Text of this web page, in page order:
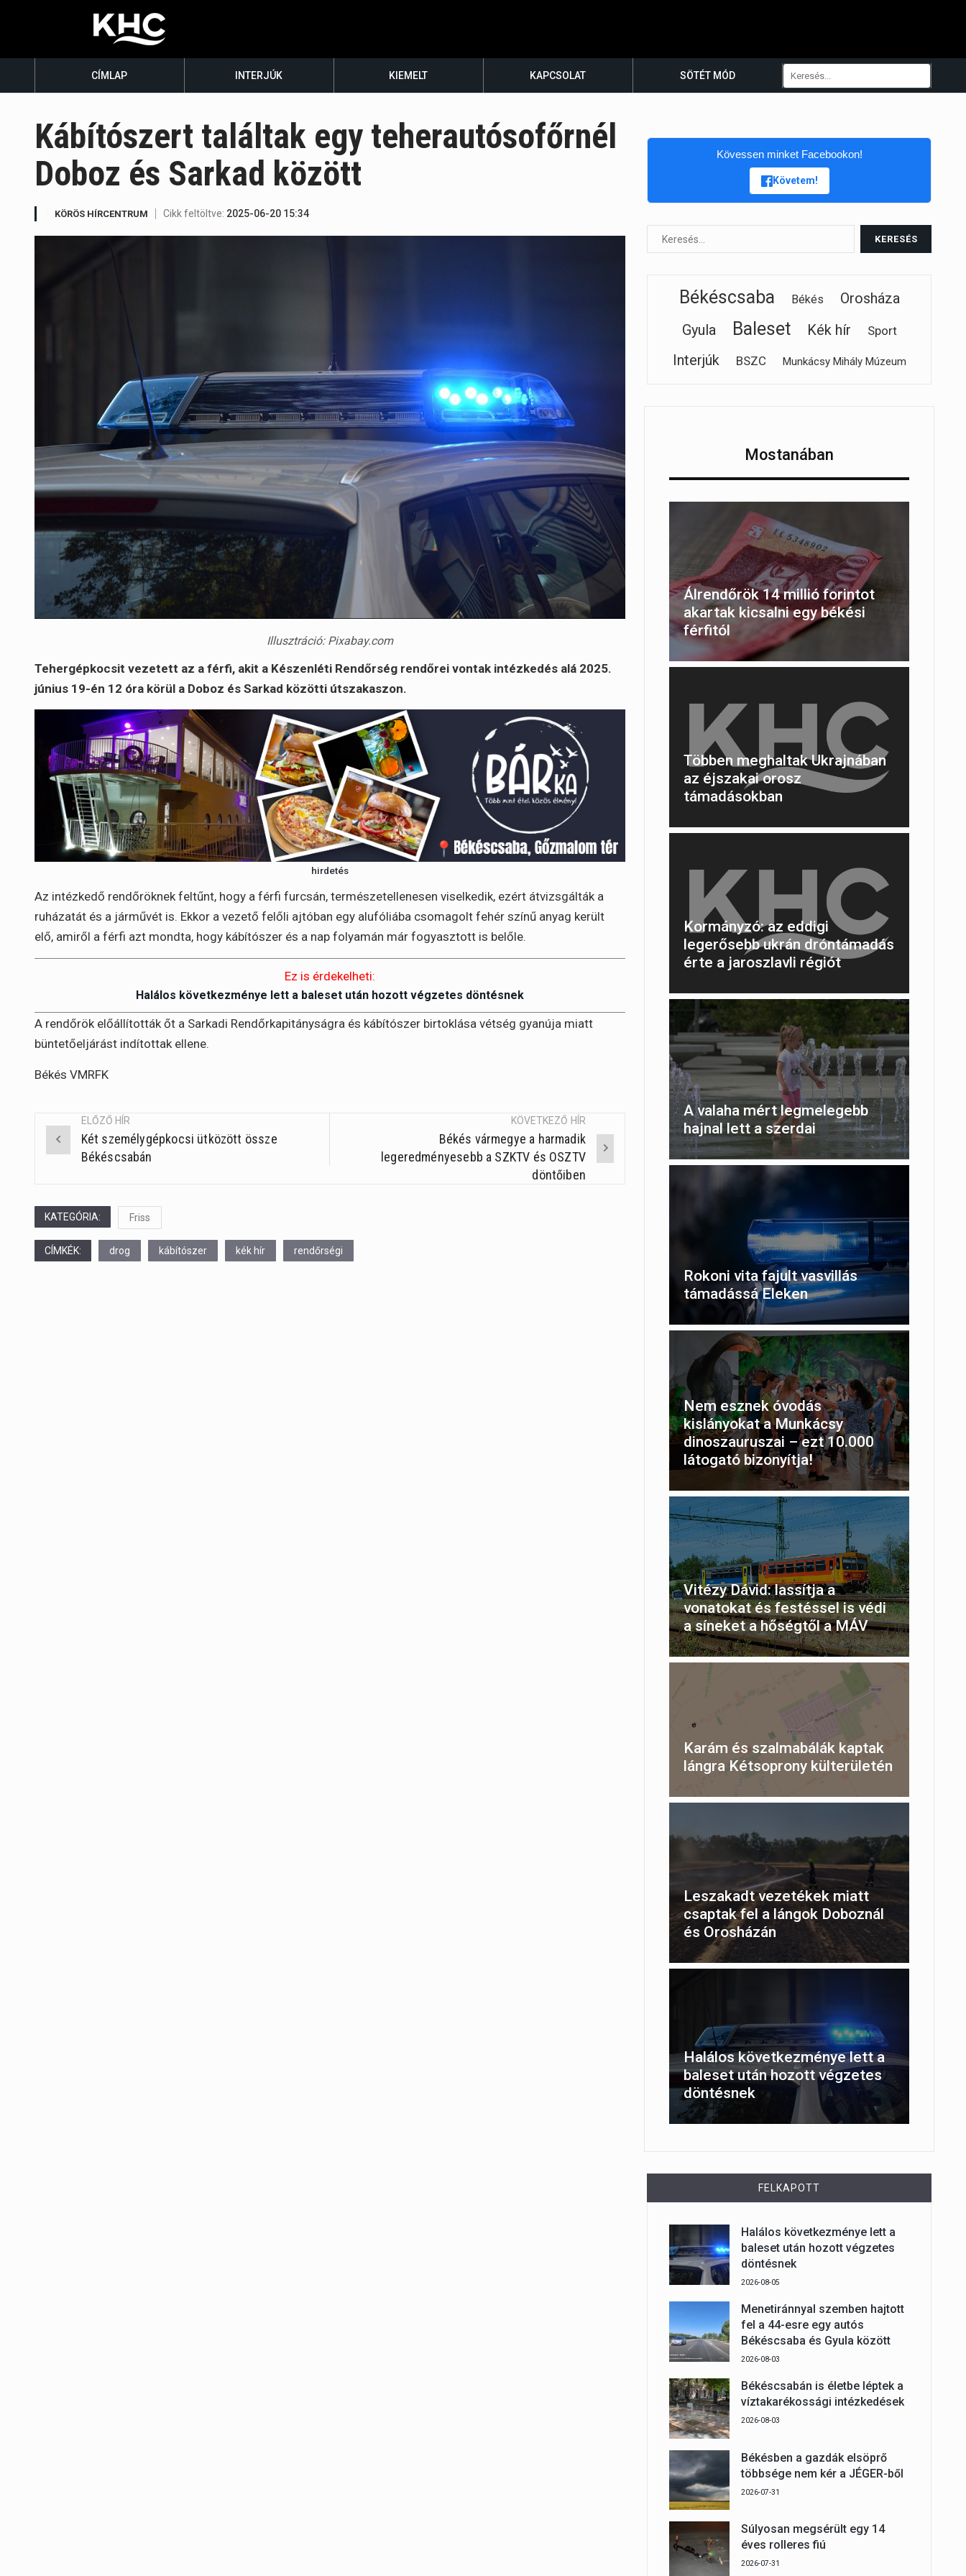
CÍMLAP INTERJÚK KIEMELT KAPCSOLAT SÖTÉT MÓD
Kábítószert találtak egy teherautósofőrnél
Doboz és Sarkad között
KÖRÖS HÍRCENTRUM Cikk feltöltve: 2025-06-20 15:34
Illusztráció: Pixabay.com
Tehergépkocsit vezetett az a férfi, akit a Készenléti Rendőrség rendőrei vontak intézkedés alá 2025.
június 19-én 12 óra körül a Doboz és Sarkad közötti útszakaszon.
hirdetés
Az intézkedő rendőröknek feltűnt, hogy a férfi furcsán, természetellenesen viselkedik, ezért átvizsgálták a
ruházatát és a járművét is. Ekkor a vezető felőli ajtóban egy alufóliába csomagolt fehér színű anyag került
elő, amiről a férfi azt mondta, hogy kábítószer és a nap folyamán már fogyasztott is belőle.
Ez is érdekelheti:
Halálos következménye lett a baleset után hozott végzetes döntésnek
A rendőrök előállították őt a Sarkadi Rendőrkapitányságra és kábítószer birtoklása vétség gyanúja miatt
büntetőeljárást indítottak ellene.
Békés VMRFK
Post
ELŐZŐ HÍR
Két személygépkocsi ütközött össze
Békéscsabán
KÖVETKEZŐ HÍR
Békés vármegye a harmadik
legeredményesebb a SZKTV és OSZTV
döntőiben
KATEGÓRIA: Friss
CÍMKÉK: drog kábítószer kék hír rendőrségi
Kövessen minket Facebookon!
Követem!
Békéscsaba Békés
Orosháza
Gyula
Baleset Kék hír Sport
Interjúk BSZC Munkácsy Mihály Múzeum
Mostanában
Álrendőrök 14 millió forintot
akartak kicsalni egy békési
férfitól
Többen meghaltak Ukrajnában
az éjszakai orosz
támadásokban
Kormányzó: az eddigi
legerősebb ukrán dróntámadás
érte a jaroszlavli régiót
A valaha mért legmelegebb
hajnal lett a szerdai
Rokoni vita fajult vasvillás
támadássá Eleken
Nem esznek óvodás
kislányokat a Munkácsy
dinoszauruszai – ezt 10.000
látogató bizonyítja!
Vitézy Dávid: lassítja a
vonatokat és festéssel is védi
a síneket a hőségtől a MÁV
Karám és szalmabálák kaptak
lángra Kétsoprony külterületén
Leszakadt vezetékek miatt
csaptak fel a lángok Doboznál
és Orosházán
Halálos következménye lett a
baleset után hozott végzetes
döntésnek
FELKAPOTT
Halálos következménye lett a
baleset után hozott végzetes
döntésnek
2026-08-05
Menetiránnyal szemben hajtott
fel a 44-esre egy autós
Békéscsaba és Gyula között
2026-08-03
Békéscsabán is életbe léptek a
víztakarékossági intézkedések
2026-08-03
Békésben a gazdák elsöprő
többsége nem kér a JÉGER-ből
2026-07-31
Súlyosan megsérült egy 14
éves rolleres fiú
2026-07-31